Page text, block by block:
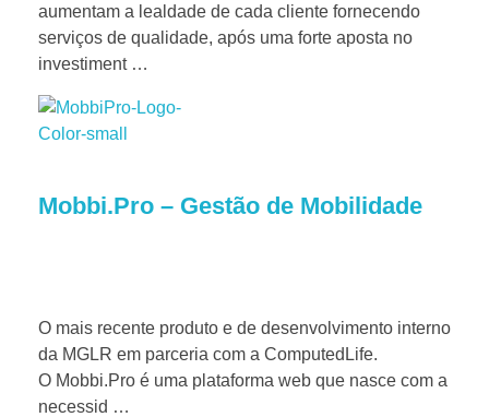
aumentam a lealdade de cada cliente fornecendo
serviços de qualidade, após uma forte aposta no
investiment …
Mobbi.Pro – Gestão de Mobilidade
O mais recente produto e de desenvolvimento interno
da MGLR em parceria com a ComputedLife.
O Mobbi.Pro é uma plataforma web que nasce com a
necessid …